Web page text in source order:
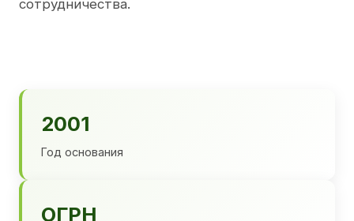
сотрудничества.
2001
Год основания
ОГРН